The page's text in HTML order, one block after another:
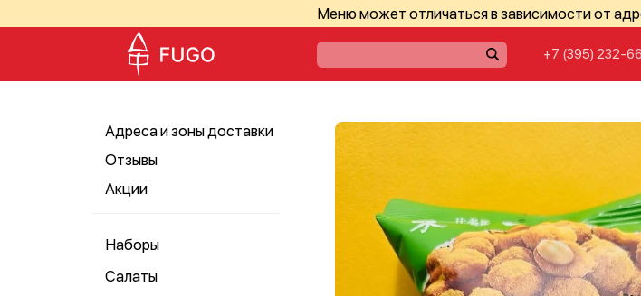
Меню может отличаться в зависимости от
+7 (395) 232-
Адреса и зоны доставки
Отзывы
Акции
Наборы
Салаты